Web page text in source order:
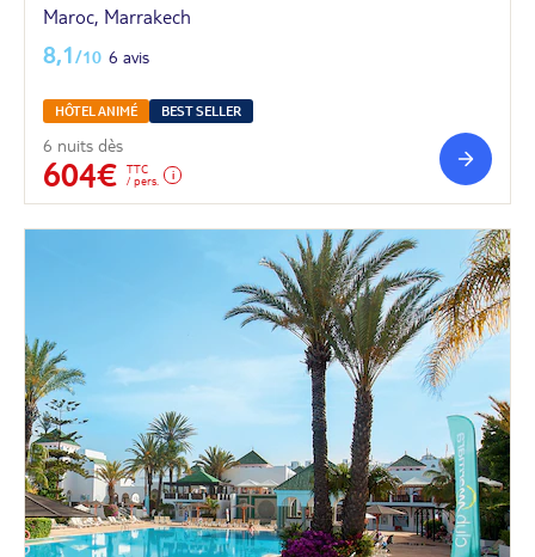
Maroc, Marrakech
8,1/10 6 avis
HÔTEL ANIMÉ BEST SELLER
6 nuits dès
604€
TTC
/ pers.